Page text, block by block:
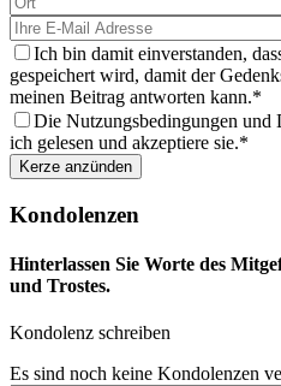
aus
Ich bin damit einverstanden,
gespeichert wird, damit der
meinen Beitrag antworten kann.
Die Nutzungsbedingungen und
ich gelesen und akzeptiere sie.
Kondolenzen
Hinterlassen Sie Worte des
und Trostes.
Kondolenz schreiben
Es sind noch keine Kondolenzen